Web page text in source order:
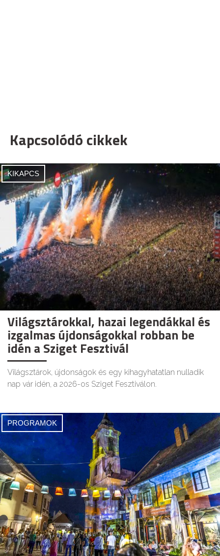
Kapcsolódó cikkek
KIKAPCS
Világsztárokkal, hazai legendákkal és
izgalmas újdonságokkal robban be
idén a Sziget Fesztivál
Világsztárok, újdonságok és egy kihagyhatatlan nulladik
nap vár idén, a 2026-os Sziget Fesztiválon.
PROGRAMOK